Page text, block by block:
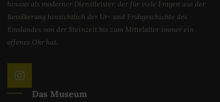
hinaus als moderner Dienstleister, der für viele Fragen aus der
Bevölkerung hinsichtlich der Ur- und Frühgeschichte des
Emslandes von der Steinzeit bis zum Mittelalter immer ein
offenes Ohr hat.
Das Museum